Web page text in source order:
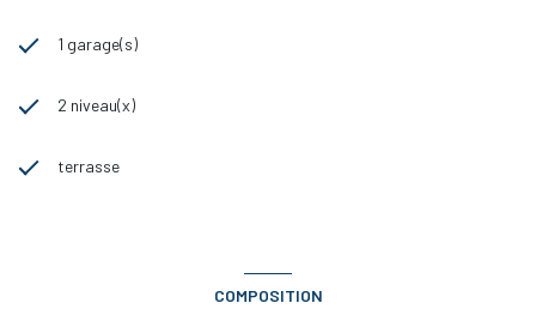
1 garage(s)
2 niveau(x)
terrasse
COMPOSITION